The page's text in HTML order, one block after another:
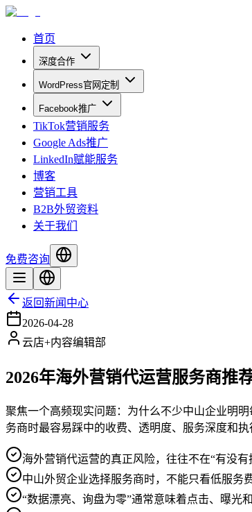
首页
深度合作
WordPress官网定制
Facebook推广
TikTok营销服务
Google Ads推广
LinkedIn赋能服务
博客
营销工具
B2B外贸资料
关于我们
免费咨询
返回新闻中心
2026-04-28
云店+内容编辑部
2026年海外营销代运营服务商推
聚焦一个高频现实问题：为什么不少中山企业明
务商时最容易踩中的收费、透明度、服务深度和
海外营销代运营的真正风险，往往不在“有没
中山外贸企业选择服务商时，不能只看低服务
“数据漂亮、询盘为零”通常意味着点击、曝光